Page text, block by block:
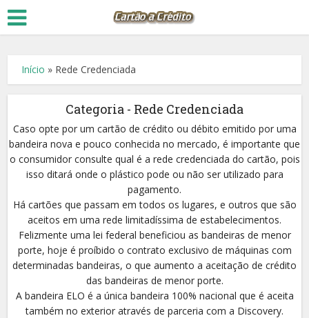
Início » Rede Credenciada
Categoria - Rede Credenciada
Caso opte por um cartão de crédito ou débito emitido por uma
bandeira nova e pouco conhecida no mercado, é importante que
o consumidor consulte qual é a rede credenciada do cartão, pois
isso ditará onde o plástico pode ou não ser utilizado para
pagamento.
Há cartões que passam em todos os lugares, e outros que são
aceitos em uma rede limitadíssima de estabelecimentos.
Felizmente uma lei federal beneficiou as bandeiras de menor
porte, hoje é proíbido o contrato exclusivo de máquinas com
determinadas bandeiras, o que aumento a aceitação de crédito
das bandeiras de menor porte.
A bandeira ELO é a única bandeira 100% nacional que é aceita
também no exterior através de parceria com a Discovery.